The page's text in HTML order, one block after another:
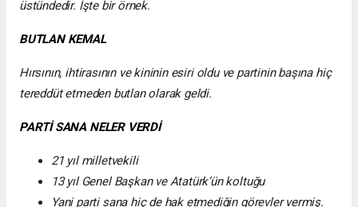
üstündedir. İşte bir örnek.
BUTLAN KEMAL
Hırsının, ihtirasının ve kininin esiri oldu ve partinin başına hiç
tereddüt etmeden butlan olarak geldi.
PARTİ SANA NELER VERDİ
21 yıl milletvekili
13 yıl Genel Başkan ve Atatürk’ün koltuğu
Yani parti sana hiç de hak etmediğin görevler vermiş.